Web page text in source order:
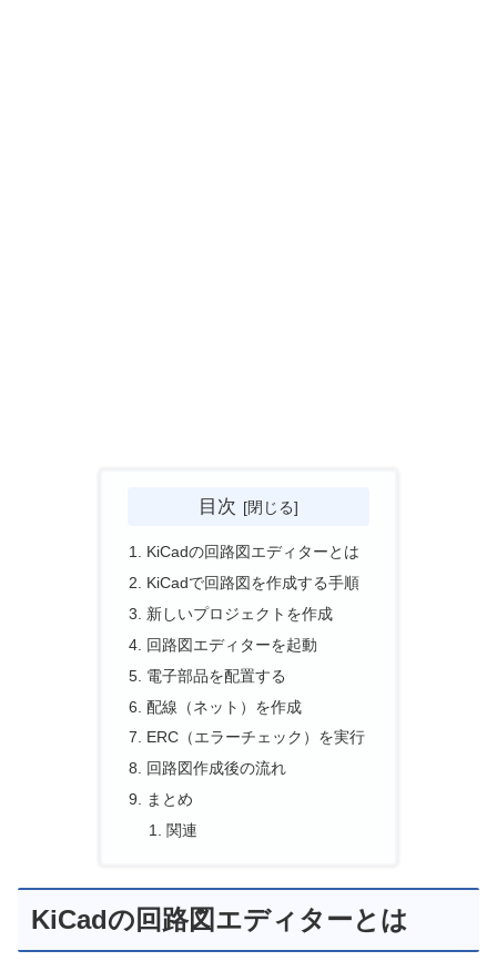
目次
KiCadの回路図エディターとは
KiCadで回路図を作成する手順
新しいプロジェクトを作成
回路図エディターを起動
電子部品を配置する
配線（ネット）を作成
ERC（エラーチェック）を実行
回路図作成後の流れ
まとめ
関連
KiCadの回路図エディターとは